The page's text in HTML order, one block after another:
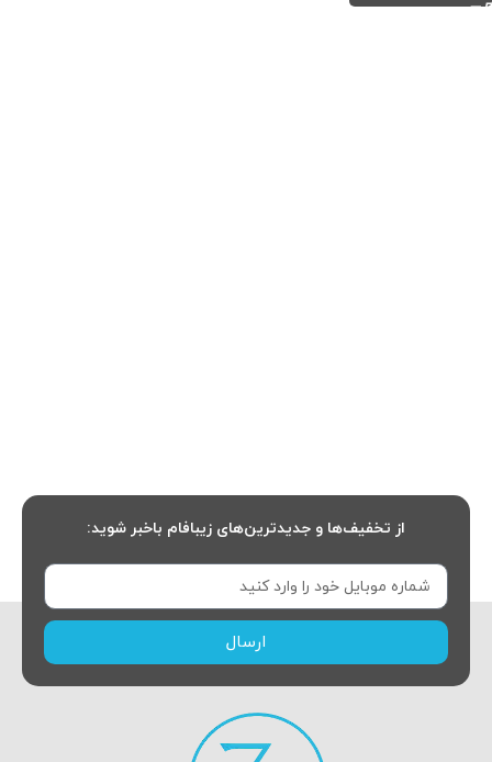
از تخفیف‌ها و جدیدترین‌های زیبافام باخبر شوید:
ارسال